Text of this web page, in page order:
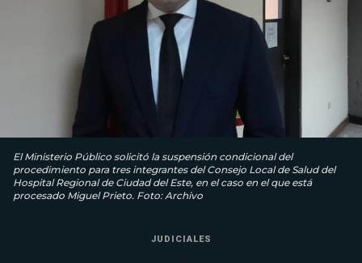
El Ministerio Público solicitó la suspensión condicional del
procedimiento para tres integrantes del Consejo Local de Salud del
Hospital Regional de Ciudad del Este, en el caso en el que está
procesado Miguel Prieto. Foto: Archivo
JUDICIALES